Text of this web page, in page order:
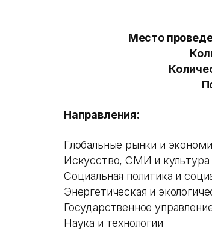
Место
Направления:
Глобальные рынки и
Искусство, СМИ и культура
Социальная политика и
Энергетическая и
Государственное
Наука и технологии